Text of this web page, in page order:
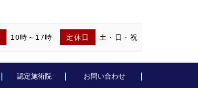
10時～17時 定休日 土・日・祝
認定施術院 お問い合わせ